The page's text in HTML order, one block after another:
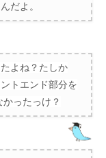
だよ。
よね？たしか
トエンド部分を
ったっけ？